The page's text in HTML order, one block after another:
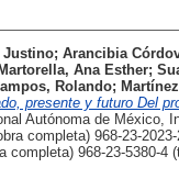
Justino; Arancibia
Ana Esther;
Rolando;
presente y futuro Del
Autónoma de México,
completa) 968-23-
completa) 968-23-5380-4